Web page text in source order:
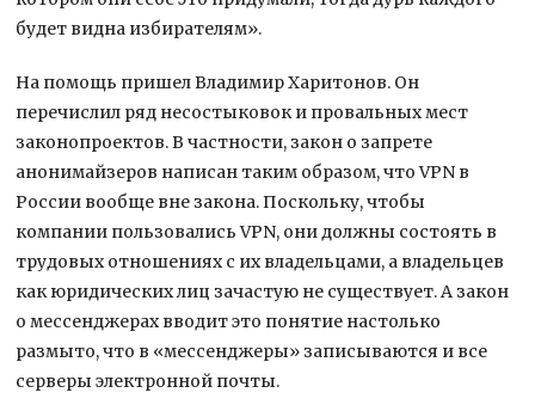
будет видна избирателям».
На помощь пришел Владимир Харитонов. Он
перечислил ряд несостыковок и провальных мест
законопроектов. В частности, закон о запрете
анонимайзеров написан таким образом, что VPN в
России вообще вне закона. Поскольку, чтобы
компании пользовались VPN, они должны состоять в
трудовых отношениях с их владельцами, а владельцев
как юридических лиц зачастую не существует. А закон
о мессенджерах вводит это понятие настолько
размыто, что в «мессенджеры» записываются и все
серверы электронной почты.